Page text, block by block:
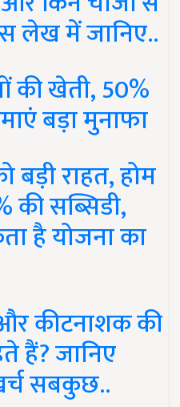
लेख में जानिए..
खेती, 50%
बड़ा मुनाफा
बड़ी राहत, होम
की सब्सिडी,
है योजना का
कीटनाशक की
हैं? जानिए
सबकुछ..